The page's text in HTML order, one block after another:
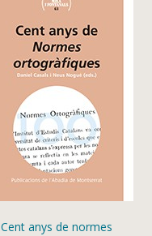
Cent anys de normes